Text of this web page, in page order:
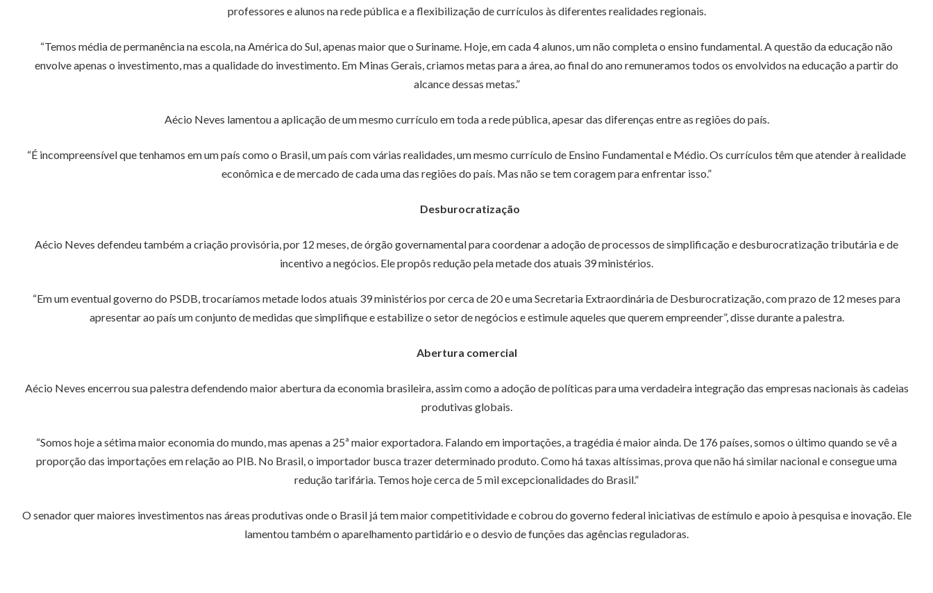
professores e alunos na rede pública e a flexibilização de currículos às diferentes realidades regionais.
“Temos média de permanência na escola, na América do Sul, apenas maior que o Suriname. Hoje, em cada 4 alunos, um não completa o ensino fundamental. A questão da educação não
envolve apenas o investimento, mas a qualidade do investimento. Em Minas Gerais, criamos metas para a área, ao final do ano remuneramos todos os envolvidos na educação a partir do
alcance dessas metas.”
Aécio Neves lamentou a aplicação de um mesmo currículo em toda a rede pública, apesar das diferenças entre as regiões do país.
“É incompreensível que tenhamos em um país como o Brasil, um país com várias realidades, um mesmo currículo de Ensino Fundamental e Médio. Os currículos têm que atender à realidade
econômica e de mercado de cada uma das regiões do país. Mas não se tem coragem para enfrentar isso.”
Desburocratização
Aécio Neves defendeu também a criação provisória, por 12 meses, de órgão governamental para coordenar a adoção de processos de simplificação e desburocratização tributária e de
incentivo a negócios. Ele propôs redução pela metade dos atuais 39 ministérios.
“Em um eventual governo do PSDB, trocaríamos metade lodos atuais 39 ministérios por cerca de 20 e uma Secretaria Extraordinária de Desburocratização, com prazo de 12 meses para
apresentar ao país um conjunto de medidas que simplifique e estabilize o setor de negócios e estimule aqueles que querem empreender”, disse durante a palestra.
Abertura comercial
Aécio Neves encerrou sua palestra defendendo maior abertura da economia brasileira, assim como a adoção de políticas para uma verdadeira integração das empresas nacionais às cadeias
produtivas globais.
“Somos hoje a sétima maior economia do mundo, mas apenas a 25ª maior exportadora. Falando em importações, a tragédia é maior ainda. De 176 países, somos o último quando se vê a
proporção das importações em relação ao PIB. No Brasil, o importador busca trazer determinado produto. Como há taxas altíssimas, prova que não há similar nacional e consegue uma
redução tarifária. Temos hoje cerca de 5 mil excepcionalidades do Brasil.”
O senador quer maiores investimentos nas áreas produtivas onde o Brasil já tem maior competitividade e cobrou do governo federal iniciativas de estímulo e apoio à pesquisa e inovação. Ele
lamentou também o aparelhamento partidário e o desvio de funções das agências reguladoras.